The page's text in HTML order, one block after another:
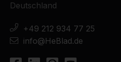
Deutschland
+49 212 934 77 25
info@HeBlad.de